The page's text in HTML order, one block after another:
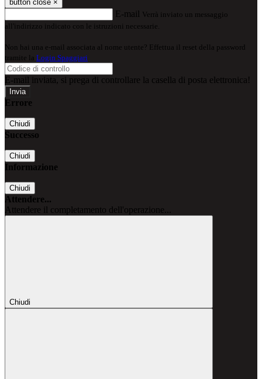
button close ×
E-mail Verrà inviato un messaggio
all'indirizzo indicato con le istruzioni necessarie.
Non hai una e-mail associata al nome utente? Effettua il reset della password
tramite la Login Spaggiari
E-mail inviata, si prega di controllare la casella di posta elettronica!
Errore
Chiudi
Successo
Chiudi
Informazione
Chiudi
Attendere...
Attendere il completamento dell'operazione...
Chiudi